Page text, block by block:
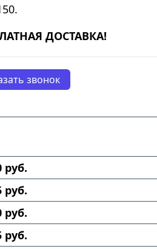
ДОСТАВКА!
звонок
руб.
руб.
руб.
руб.